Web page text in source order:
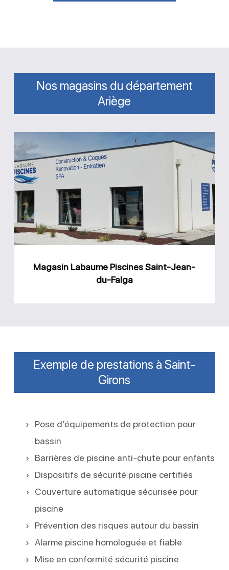
Nos magasins du département
Ariège
Magasin
Saint-
Jean-
du-
Falga
Magasin Labaume Piscines Saint-Jean-
du-Falga
Exemple de prestations à Saint-
Girons
Pose d’équipements de protection pour
bassin
Barrières de piscine anti-chute pour enfants
Dispositifs de sécurité piscine certifiés
Couverture automatique sécurisée pour
piscine
Prévention des risques autour du bassin
Alarme piscine homologuée et fiable
Mise en conformité sécurité piscine